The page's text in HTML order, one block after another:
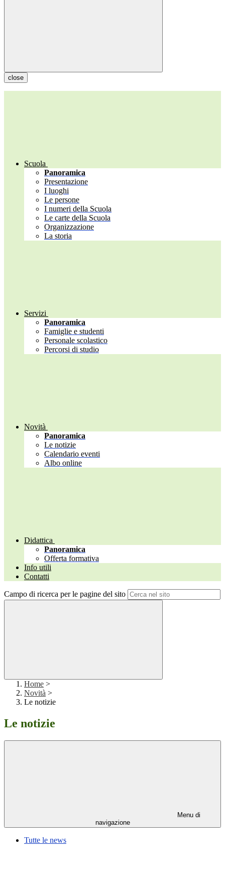
close
Scuola
Panoramica
Presentazione
I luoghi
Le persone
I numeri della Scuola
Le carte della Scuola
Organizzazione
La storia
Servizi
Panoramica
Famiglie e studenti
Personale scolastico
Percorsi di studio
Novità
Panoramica
Le notizie
Calendario eventi
Albo online
Didattica
Panoramica
Offerta formativa
Info utili
Contatti
Campo di ricerca per le pagine del sito
Home >
Novità >
Le notizie
Le notizie
Menu di
navigazione
Tutte le news